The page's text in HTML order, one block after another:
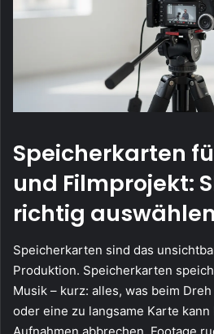
Speicherkarten
und Filmprojekt:
richtig auswählen
Speicherkarten sind das
Produktion. Speicherkarten
Musik – kurz: alles, was beim
oder eine zu langsame Karte kann
Aufnahmen abbrechen, Footage